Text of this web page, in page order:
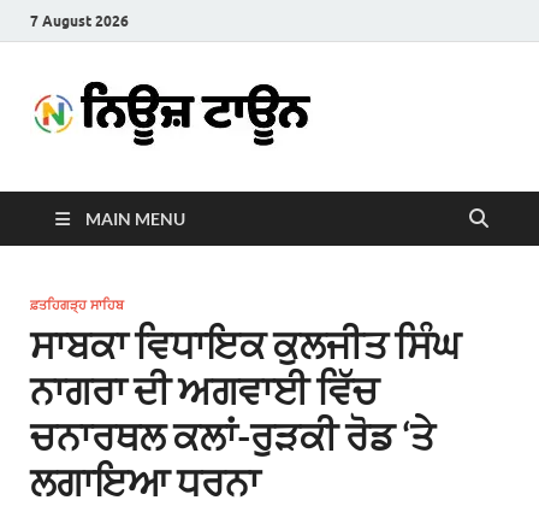
7 August 2026
Town
MAIN MENU
ਫ਼ਤਹਿਗੜ੍ਹ ਸਾਹਿਬ
ਸਾਬਕਾ ਵਿਧਾਇਕ ਕੁਲਜੀਤ ਸਿੰਘ
ਨਾਗਰਾ ਦੀ ਅਗਵਾਈ ਵਿੱਚ
ਚਨਾਰਥਲ ਕਲਾਂ-ਰੁੜਕੀ ਰੋਡ ‘ਤੇ
ਲਗਾਇਆ ਧਰਨਾ